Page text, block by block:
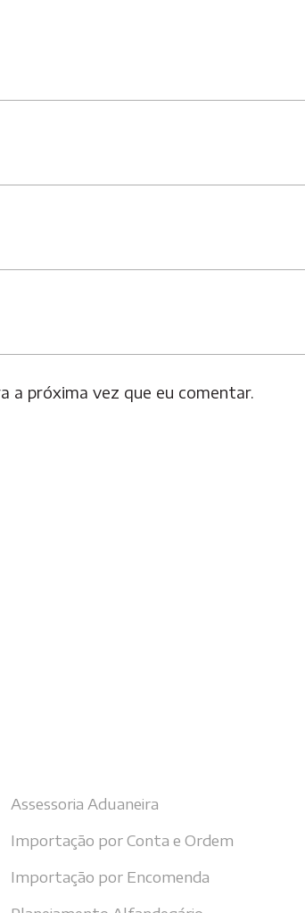
a próxima vez que eu comentar.
Assessoria Aduaneira
Importação por Conta e Ordem
Importação por Encomenda